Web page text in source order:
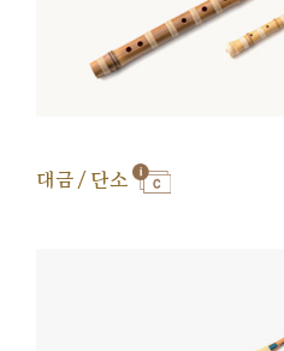
대금 / 단소